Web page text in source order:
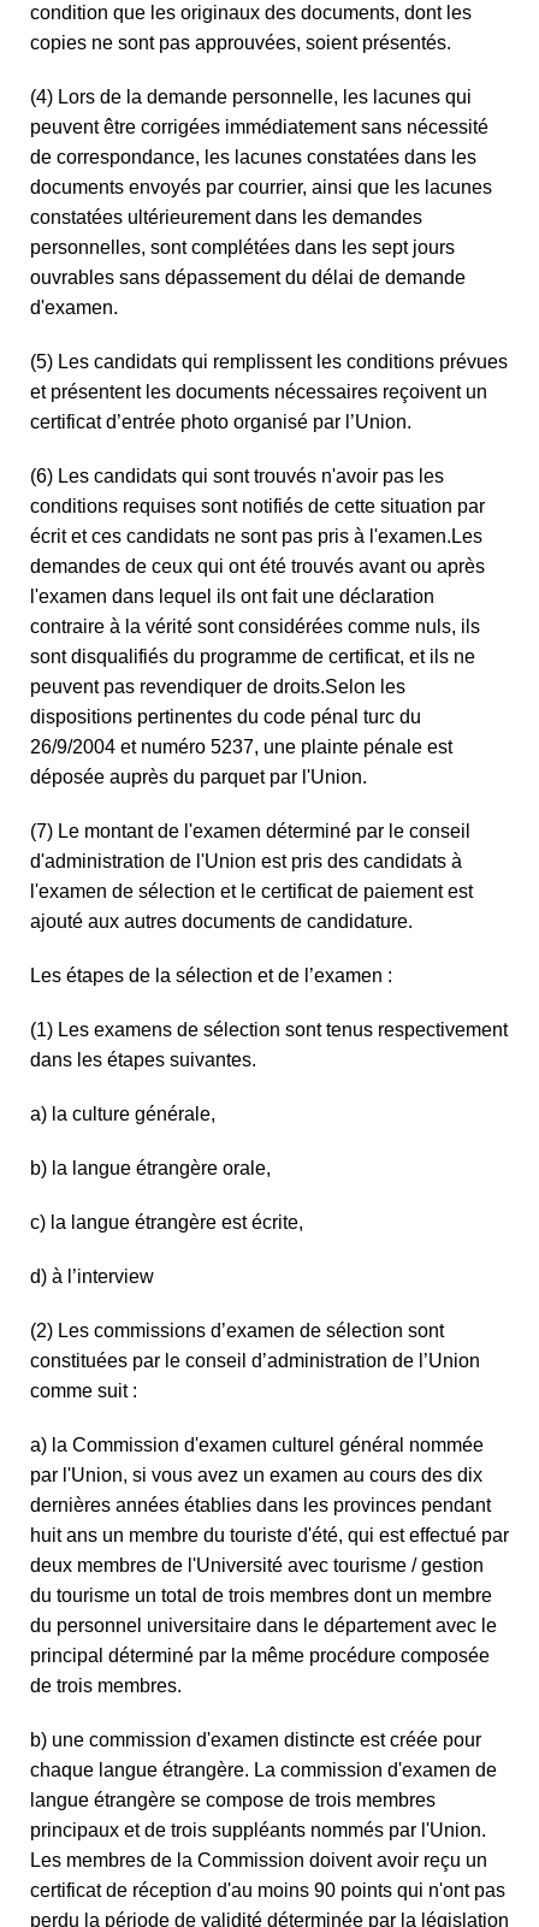
condition que les originaux des documents, dont les
copies ne sont pas approuvées, soient présentés.
(4) Lors de la demande personnelle, les lacunes qui
peuvent être corrigées immédiatement sans nécessité
de correspondance, les lacunes constatées dans les
documents envoyés par courrier, ainsi que les lacunes
constatées ultérieurement dans les demandes
personnelles, sont complétées dans les sept jours
ouvrables sans dépassement du délai de demande
d'examen.
(5) Les candidats qui remplissent les conditions prévues
et présentent les documents nécessaires reçoivent un
certificat d’entrée photo organisé par l’Union.
(6) Les candidats qui sont trouvés n'avoir pas les
conditions requises sont notifiés de cette situation par
écrit et ces candidats ne sont pas pris à l'examen.Les
demandes de ceux qui ont été trouvés avant ou après
l'examen dans lequel ils ont fait une déclaration
contraire à la vérité sont considérées comme nuls, ils
sont disqualifiés du programme de certificat, et ils ne
peuvent pas revendiquer de droits.Selon les
dispositions pertinentes du code pénal turc du
26/9/2004 et numéro 5237, une plainte pénale est
déposée auprès du parquet par l'Union.
(7) Le montant de l'examen déterminé par le conseil
d'administration de l'Union est pris des candidats à
l'examen de sélection et le certificat de paiement est
ajouté aux autres documents de candidature.
Les étapes de la sélection et de l’examen :
(1) Les examens de sélection sont tenus respectivement
dans les étapes suivantes.
a) la culture générale,
b) la langue étrangère orale,
c) la langue étrangère est écrite,
d) à l’interview
(2) Les commissions d’examen de sélection sont
constituées par le conseil d’administration de l’Union
comme suit :
a) la Commission d'examen culturel général nommée
par l'Union, si vous avez un examen au cours des dix
dernières années établies dans les provinces pendant
huit ans un membre du touriste d'été, qui est effectué par
deux membres de l'Université avec tourisme / gestion
du tourisme un total de trois membres dont un membre
du personnel universitaire dans le département avec le
principal déterminé par la même procédure composée
de trois membres.
b) une commission d'examen distincte est créée pour
chaque langue étrangère. La commission d'examen de
langue étrangère se compose de trois membres
principaux et de trois suppléants nommés par l'Union.
Les membres de la Commission doivent avoir reçu un
certificat de réception d'au moins 90 points qui n'ont pas
perdu la période de validité déterminée par la législation